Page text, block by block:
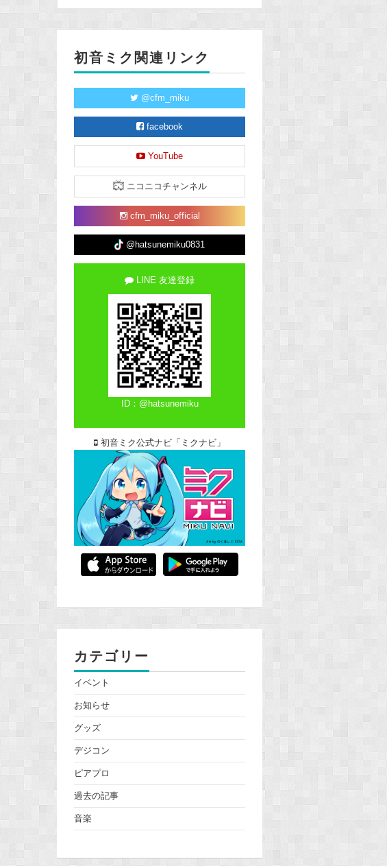
初音ミク関連リンク
@cfm_miku
facebook
YouTube
ニコニコチャンネル
cfm_miku_official
@hatsunemiku0831
LINE 友達登録
ID：@hatsunemiku
初音ミク公式ナビ「ミクナビ」
カテゴリー
イベント
お知らせ
グッズ
デジコン
ピアプロ
過去の記事
音楽